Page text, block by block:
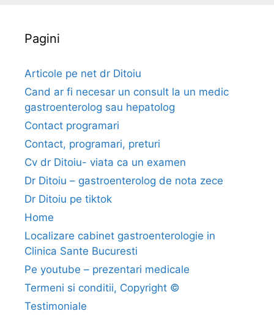
e
B
i
n
s
a
r
i
a
Pagini
Articole pe net dr Ditoiu
Cand ar fi necesar un consult la un medic
gastroenterolog sau hepatolog
Contact programari
Contact, programari, preturi
Cv dr Ditoiu- viata ca un examen
Dr Ditoiu – gastroenterolog de nota zece
Dr Ditoiu pe tiktok
Home
Localizare cabinet gastroenterologie in
Clinica Sante Bucuresti
Pe youtube – prezentari medicale
Termeni si conditii, Copyright ©
Testimoniale